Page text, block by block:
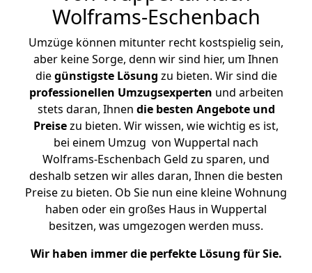
Wolframs-Eschenbach
Umzüge können mitunter recht kostspielig sein,
aber keine Sorge, denn wir sind hier, um Ihnen
diegünstigste Lösung zu bieten. Wir sind die
professionellen Umzugsexperten und arbeiten
stets daran, Ihnen die besten Angebote und
Preisezu bieten. Wir wissen, wie wichtig es ist,
bei einem Umzug von Wuppertal nach
Wolframs-Eschenbach Geld zu sparen, und
deshalb setzen wir alles daran, Ihnen die besten
Preise zu bieten. Ob Sie nun eine kleine Wohnung
haben oder ein großes Haus in Wuppertal
besitzen, was umgezogen werden muss.
Wir haben immer die perfekte Lösung für Sie.